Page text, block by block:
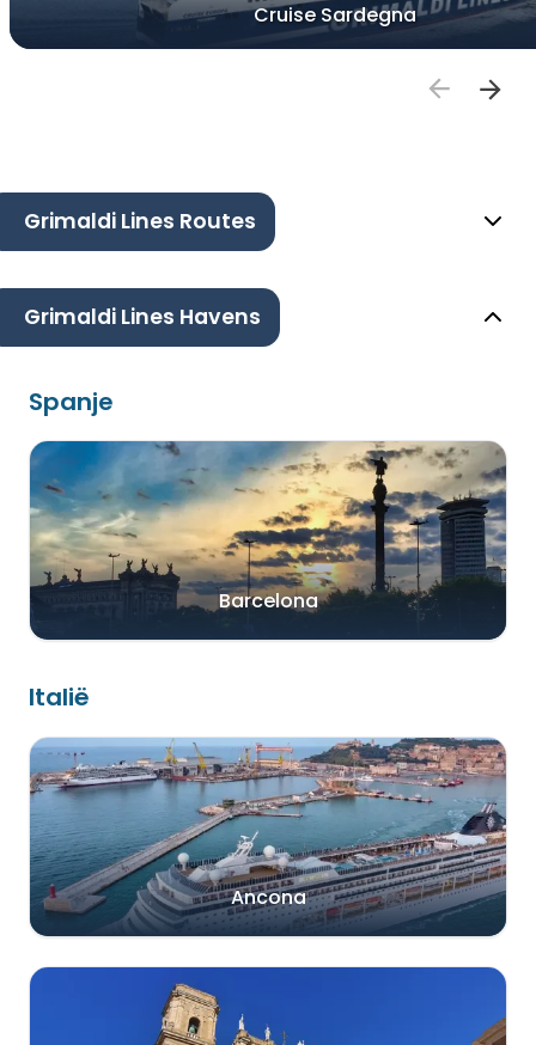
Cruise Sardegna
Grimaldi Lines Routes
Grimaldi Lines Havens
Spanje
Barcelona
Italië
Ancona